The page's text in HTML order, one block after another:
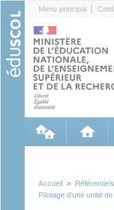
Menu principal
Accueil >
Pilotage d’une unité